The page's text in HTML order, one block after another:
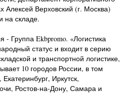
Алексей Верховский (г. Москва)
на складе.
- Группа Ekbpromo. «Логистика
статус и входит в серию
и транспортной логистике,
10 городов России, в том
Иркутск,
Ростов-на-Дону, Самара и